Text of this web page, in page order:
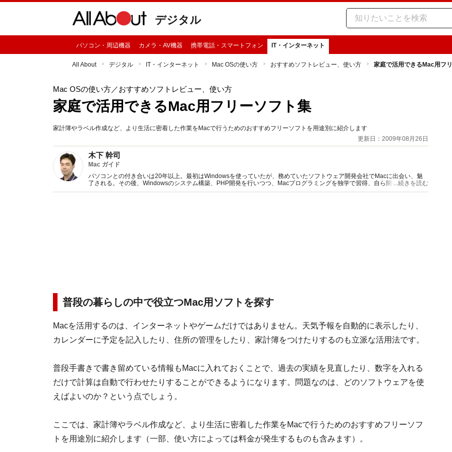
デジタル
パソコン・周辺機器 カメラ・AV機器 携帯電話・スマートフォン IT・インターネット
All About デジタル IT・インターネット Mac OSの使い方 おすすめソフトレビュー、使い方 家庭で活用できるMac用フ
Mac OSの使い方／おすすめソフトレビュー、使い方
家庭で活用できるMac用フリーソフト集
家計簿やラベル作成など、より生活に密着した作業をMacで行うためのおすすめフリーソフトを用途別に紹介します
更新日：2009年08月26日
木下 幹司
Mac ガイド
パソコンとの付き合いは20年以上。最初はWindowsを使っていたが、務めていたソフトウェア開発会社でMacに出会い、魅
了される。その後、Windowsのシステム構築、PHP開発を行いつつ、Macプログラミングを独学で習得、自ら開発を行うよう
になる。「MacPeople」などの雑誌の執筆なども行っている。
...続きを読む
普段の暮らしの中で役立つMac用ソフトを探す
Macを活用するのは、インターネットやゲームだけではありません。天気予報を自動的に表示したり、
カレンダーに予定を記入したり、住所の管理をしたり、家計簿をつけたりするのも立派な活用法です。
普段手書きで書き留めている情報もMacに入れておくことで、過去の実績を見直したり、数字を入れる
だけで計算は自動で行わせたりすることができるようになります。問題なのは、どのソフトウェアを使
えばよいのか？という点でしょう。
ここでは、家計簿やラベル作成など、より生活に密着した作業をMacで行うためのおすすめフリーソフ
トを用途別に紹介します（一部、使い方によっては料金が発生するものも含みます）。